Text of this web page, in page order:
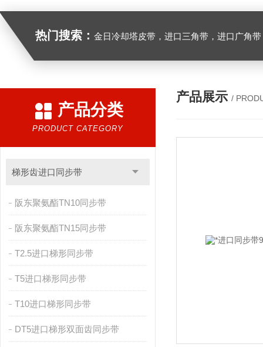
热门搜索： 金日冷却塔皮带，进口三角带，进口广角带，进口同步带，进口空压机皮
产品分类
PRODUCT CATEGORY
梯形齿进口同步带
阪东聚氨酯TN10同步带
阪东聚氨酯TN15同步带
T2.5进口梯形同步带
T5进口梯形同步带
T10进口梯形同步带
DT5进口梯形双面齿同步带
产品展示 /